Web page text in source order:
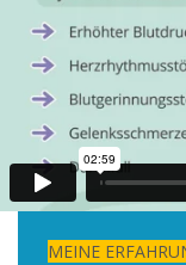
Möchten
teilen?
Wenn auch Sie
Betroffenen
Menschen mit
Wir melden uns
MEINE